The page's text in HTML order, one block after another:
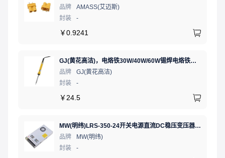
品牌
AMASS(艾迈斯)
封装
-
￥0.9241
GJ(黄花高洁)，电烙铁30W/40W/60W锡焊电烙铁焊接工具电焊笔手机电子维修（内热35W），NO.435(35W)
品牌
GJ(黄花高洁)
封装
-
￥ 24.5
MW(明纬)LRS-350-24开关电源直流DC稳压变压器监控24V 14.6A
品牌
MW(明纬)
封装
-